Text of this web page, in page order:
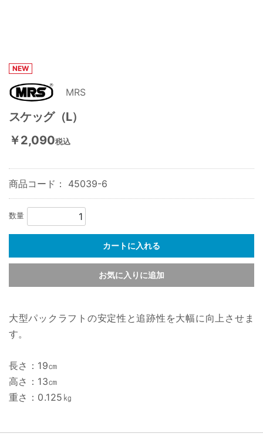
NEW
MRS
スケッグ（L）
￥2,090税込
商品コード： 45039-6
数量
カートに入れる
お気に入りに追加
大型パックラフトの安定性と追跡性を大幅に向上させま
す。
長さ：19㎝
高さ：13㎝
重さ：0.125㎏